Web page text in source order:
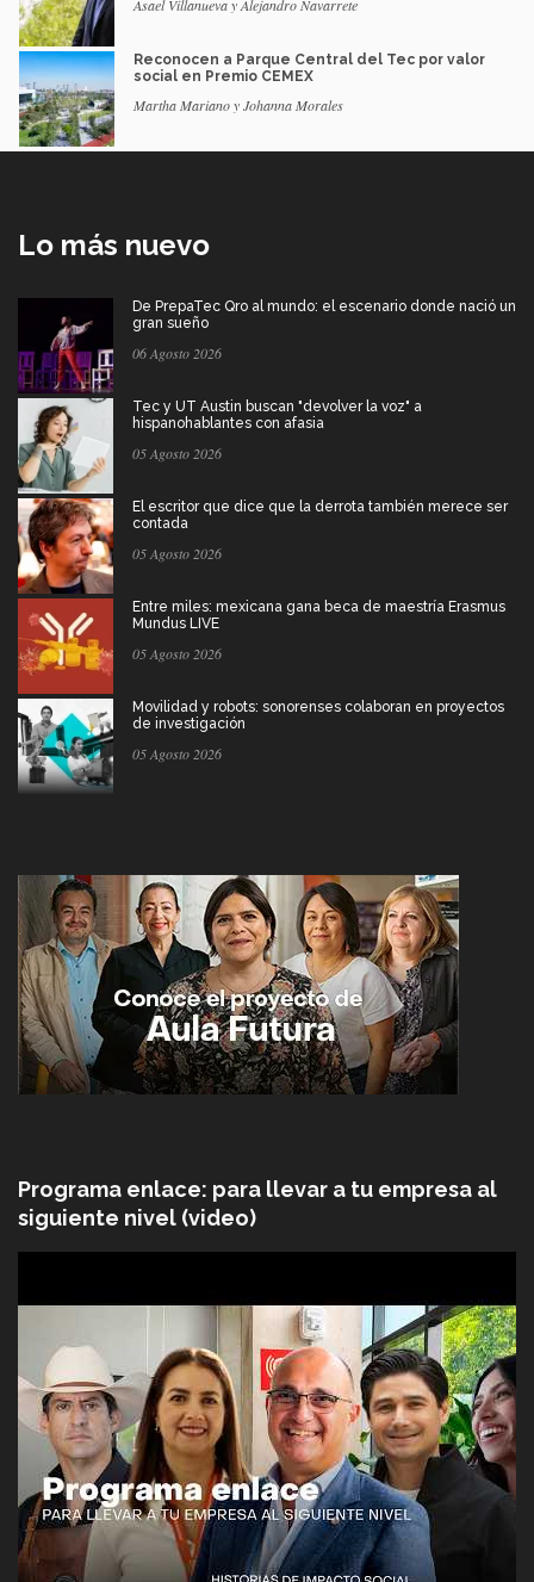
Asael Villanueva y Alejandro Navarrete
Reconocen a Parque Central del Tec por valor
social en Premio CEMEX
Martha Mariano y Johanna Morales
Lo más nuevo
De PrepaTec Qro al mundo: el escenario donde nació un
gran sueño
06 Agosto 2026
Tec y UT Austin buscan "devolver la voz" a
hispanohablantes con afasia
05 Agosto 2026
El escritor que dice que la derrota también merece ser
contada
05 Agosto 2026
Entre miles: mexicana gana beca de maestría Erasmus
Mundus LIVE
05 Agosto 2026
Movilidad y robots: sonorenses colaboran en proyectos
de investigación
05 Agosto 2026
Programa enlace: para llevar a tu empresa al
siguiente nivel (video)